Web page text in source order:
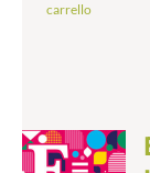
carrello